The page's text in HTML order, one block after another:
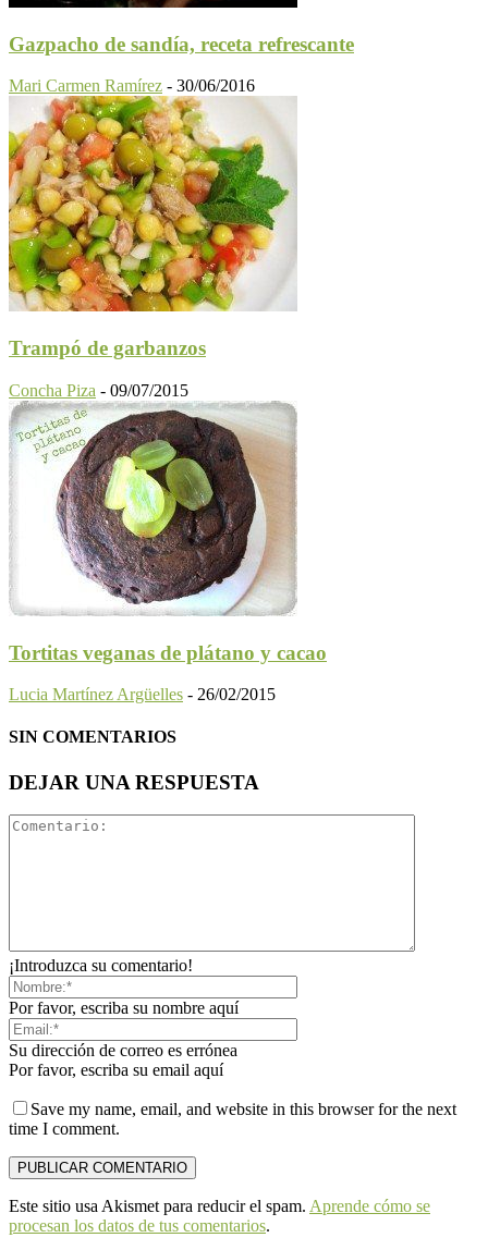
Gazpacho de sandía, receta refrescante
Mari Carmen Ramírez - 30/06/2016
Trampó de garbanzos
Concha Piza - 09/07/2015
Tortitas veganas de plátano y cacao
Lucia Martínez Argüelles - 26/02/2015
SIN COMENTARIOS
DEJAR UNA RESPUESTA
¡Introduzca su comentario!
Por favor, escriba su nombre aquí
Su dirección de correo es errónea
Por favor, escriba su email aquí
Save my name, email, and website in this browser for the next
time I comment.
Este sitio usa Akismet para reducir el spam. Aprende cómo se
procesan los datos de tus comentarios.